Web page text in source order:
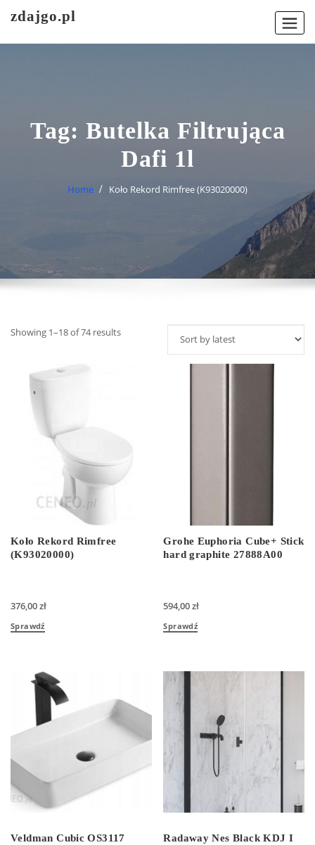
zdajgo.pl
Tag: Butelka Filtrująca
Dafi 1l
Home Koło Rekord Rimfree (K93020000)
Showing 1–18 of 74 results
Koło Rekord Rimfree
(K93020000)
376,00zł
Sprawdź
Grohe Euphoria Cube+ Stick
hard graphite 27888A00
594,00zł
Sprawdź
Veldman Cubic OS3117
Radaway Nes Black KDJ I